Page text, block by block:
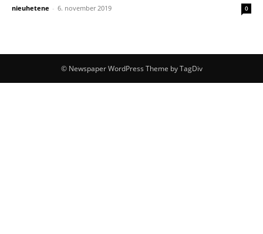
nieuhetene - 6. november 2019 0
© Newspaper WordPress Theme by TagDiv